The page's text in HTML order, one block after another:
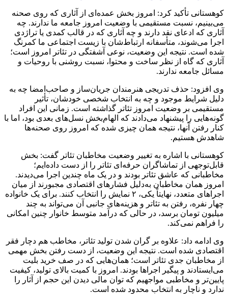
کوهستانی تأکید کرد: امروز بخش عمده‌ای از آثاری که روی صحنه
می‌بینیم، نسبت مستقیمی با وضعیت امروز جامعه ما ندارند. چه
آثاری که ادعای نقد دارند و چه آثاری که در قالب کمدی یا تراژدی
اجرا می‌شوند، متأسفانه ارتباط‌شان با زیست اجتماعی ما کمرنگ
شده است. نتیجه این وضعیت، نوعی آشفتگی در تئاتر امروز است؛
آثاری که گاه از نظر ساخت و محتوا، نسبت روشنی با روحیات و
مسائل جامعه ندارند.
وی افزود: حذف تدریجی هنرمندان جریان‌ساز و صاحب‌امضا چه به
دلیل شرایط موجود و چه به انتخاب شخصی خودشان، تأثیر
مستقیمی بر وضعیت امروز تئاتر گذاشته است. زمانی این افراد
گونه‌هایی را پیشنهاد می‌دادند که الهام‌بخش نسل‌های بعدی بود، اما با
کنار رفتن آنها، نتیجه همان چیزی شده که امروز روی صحنه‌ها
شاهدش هستیم.
کوهستانی با اشاره به تغییر وضعیت مخاطبان تئاتر گفت: بخش
قابل‌توجهی از تماشاگران حرفه‌ای تئاتر را از دست داده‌ایم؛
مخاطبانی که عاشق تئاتر بودند و در یک ماه چندین اجرا می‌دیدند.
امروز همان مخاطبان به‌دلیل فشارهای اقتصادی مجبورند از میان
اجراهای متعدد، نهایتاً یکی، ۲ نمایش را انتخاب کنند. برای یک خانواده
چهار نفره، رفتن به تئاتر و هزینه‌های جانبی آن می‌تواند به چند
میلیون تومان برسد، در حالی که درآمد متوسط خانوار چنین امکانی
را فراهم نمی‌کند.
وی ادامه داد: علاوه بر گران شدن تولید تئاتر، مخاطب هم دچار فقر
اقتصادی شده است. نتیجه این وضعیت، از دست رفتن بخش مهمی
از مخاطبان جدی تئاتر است؛ همان‌هایی که در صف خرید بلیت
می‌ایستادند و پیگیر اجراها بودند. امروز با کمیت بالای تولید، کیفیت
پایین‌تر و مخاطبی مواجهیم که توان مالی دیدن این حجم از آثار را
ندارد و ناچار به انتخاب محدود شده است.